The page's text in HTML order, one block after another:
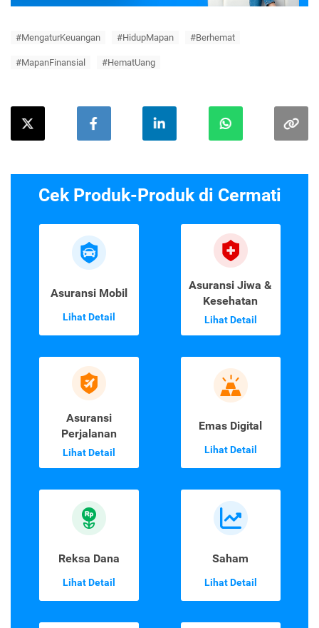
#MengaturKeuangan #HidupMapan #Berhemat
#MapanFinansial #HematUang
Cek Produk-Produk di Cermati
Asuransi Mobil
Lihat Detail
Asuransi Jiwa &
Kesehatan
Lihat Detail
Asuransi
Perjalanan
Lihat Detail
Emas Digital
Lihat Detail
Reksa Dana
Lihat Detail
Saham
Lihat Detail